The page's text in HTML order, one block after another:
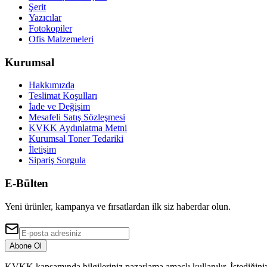
Şerit
Yazıcılar
Fotokopiler
Ofis Malzemeleri
Kurumsal
Hakkımızda
Teslimat Koşulları
İade ve Değişim
Mesafeli Satış Sözleşmesi
KVKK Aydınlatma Metni
Kurumsal Toner Tedariki
İletişim
Sipariş Sorgula
E-Bülten
Yeni ürünler, kampanya ve fırsatlardan ilk siz haberdar olun.
Abone Ol